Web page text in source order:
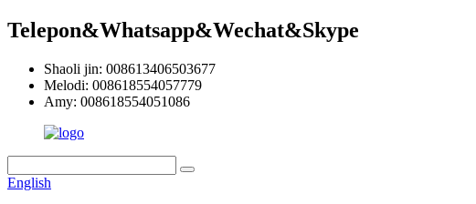
Telepon&Whatsapp&Wechat&Skype
Shaoli jin: 008613406503677
Melodi: 008618554057779
Amy: 008618554051086
English